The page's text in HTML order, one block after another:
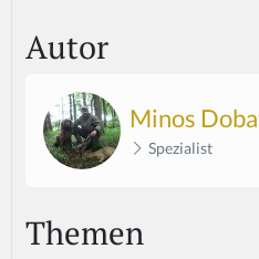
Autor
Minos
Spezialist
Themen